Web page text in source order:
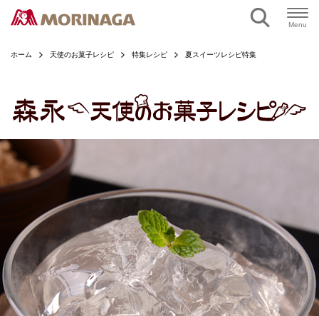
Menu
ホーム 天使のお菓子レシピ 特集レシピ 夏スイーツレシピ特集